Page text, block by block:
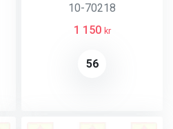
10-70218
1 150 kr
56